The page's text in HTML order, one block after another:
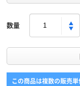
数量
この商品は複数の販売